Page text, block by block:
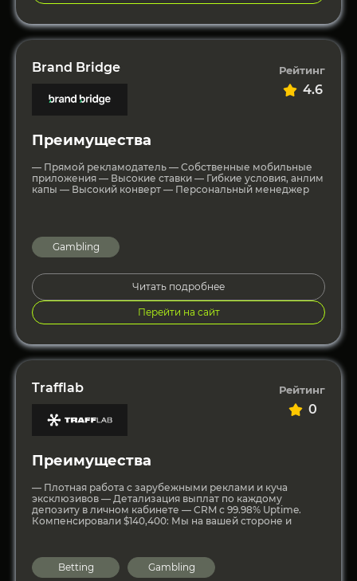
Brand Bridge Рейтинг
4.6
Преимущества
— Прямой рекламодатель — Собственные мобильные
приложения — Высокие ставки — Гибкие условия, анлим
капы — Высокий конверт — Персональный менеджер
Gambling
Читать подробнее
Перейти на сайт
Trafflab Рейтинг
0
Преимущества
— Плотная работа с зарубежными реклами и куча
эксклюзивов — Детализация выплат по каждому
депозиту в личном кабинете — CRM с 99.98% Uptime.
Компенсировали $140,400: Мы на вашей стороне и
Betting Gambling